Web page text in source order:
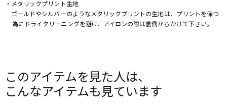
・メタリックプリント生地
ゴールドやシルバーのようなメタリックプリントの生地は、プリントを保つ
為にドライクリーニングを避け、アイロンの際は裏側からかけて下さい。
このアイテムを見た人は、
こんなアイテムも見ています